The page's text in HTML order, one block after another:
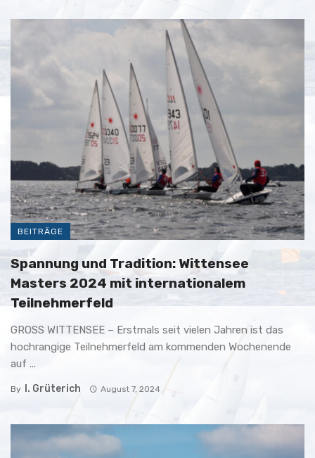
BEITRÄGE
Spannung und Tradition: Wittensee
Masters 2024 mit internationalem
Teilnehmerfeld
GROSS WITTENSEE – Erstmals seit vielen Jahren ist das
hochrangige Teilnehmerfeld am kommenden Wochenende
auf ...
By I. Grüterich August 7, 2024